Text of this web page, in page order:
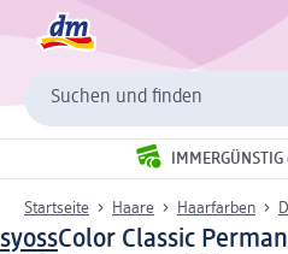
Suchen und finden
Startseite Haare Haarfarben
syossColor Classic